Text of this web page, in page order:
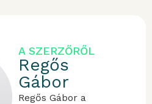
A SZERZŐRŐL
Regős
Gábor
Regős Gábor a